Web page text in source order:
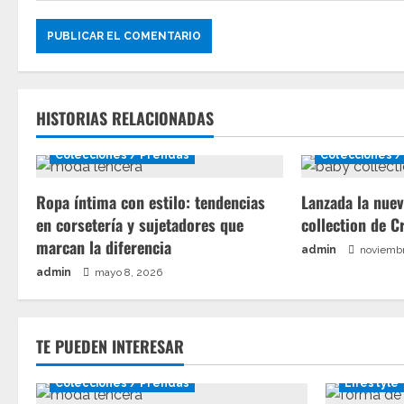
a
s
HISTORIAS RELACIONADAS
Colecciones / Prendas
Ropa íntima con estilo: tendencias
en corsetería y sujetadores que
marcan la diferencia
admin mayo 8, 2026
Colecciones /
Lanzada la
collection de
admin
TE PUEDEN INTERESAR
Colecciones / Prendas Lifestyle